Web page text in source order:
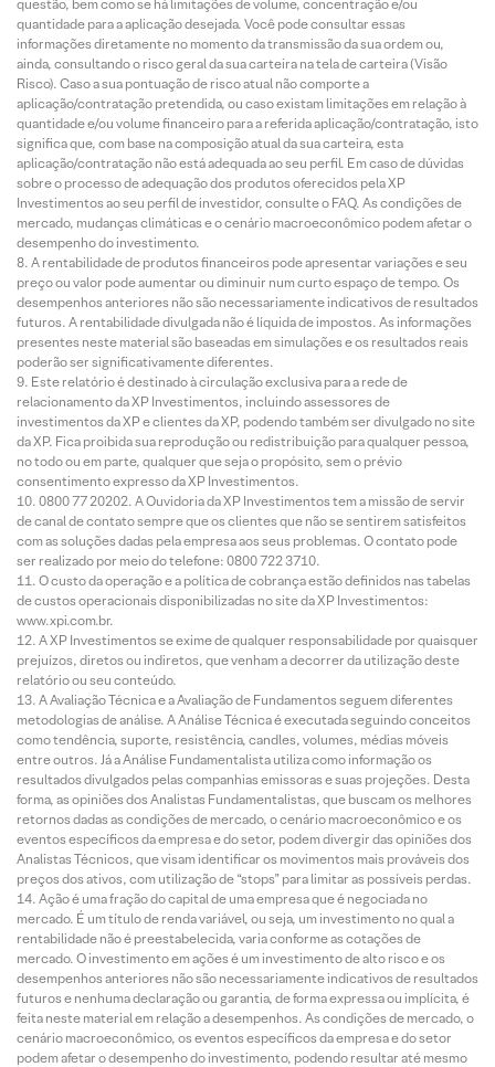
questão, bem como se há limitações de volume, concentração e/ou
quantidade para a aplicação desejada. Você pode consultar essas
informações diretamente no momento da transmissão da sua ordem ou,
ainda, consultando o risco geral da sua carteira na tela de carteira (Visão
Risco). Caso a sua pontuação de risco atual não comporte a
aplicação/contratação pretendida, ou caso existam limitações em relação à
quantidade e/ou volume financeiro para a referida aplicação/contratação, isto
significa que, com base na composição atual da sua carteira, esta
aplicação/contratação não está adequada ao seu perfil. Em caso de dúvidas
sobre o processo de adequação dos produtos oferecidos pela XP
Investimentos ao seu perfil de investidor, consulte o FAQ. As condições de
mercado, mudanças climáticas e o cenário macroeconômico podem afetar o
desempenho do investimento.
A rentabilidade de produtos financeiros pode apresentar variações e seu
preço ou valor pode aumentar ou diminuir num curto espaço de tempo. Os
desempenhos anteriores não são necessariamente indicativos de resultados
futuros. A rentabilidade divulgada não é líquida de impostos. As informações
presentes neste material são baseadas em simulações e os resultados reais
poderão ser significativamente diferentes.
Este relatório é destinado à circulação exclusiva para a rede de
relacionamento da XP Investimentos, incluindo assessores de
investimentos da XP e clientes da XP, podendo também ser divulgado no site
da XP. Fica proibida sua reprodução ou redistribuição para qualquer pessoa,
no todo ou em parte, qualquer que seja o propósito, sem o prévio
consentimento expresso da XP Investimentos.
0800 77 20202. A Ouvidoria da XP Investimentos tem a missão de servir
de canal de contato sempre que os clientes que não se sentirem satisfeitos
com as soluções dadas pela empresa aos seus problemas. O contato pode
ser realizado por meio do telefone: 0800 722 3710.
O custo da operação e a política de cobrança estão definidos nas tabelas
de custos operacionais disponibilizadas no site da XP Investimentos:
www.xpi.com.br.
A XP Investimentos se exime de qualquer responsabilidade por quaisquer
prejuízos, diretos ou indiretos, que venham a decorrer da utilização deste
relatório ou seu conteúdo.
A Avaliação Técnica e a Avaliação de Fundamentos seguem diferentes
metodologias de análise. A Análise Técnica é executada seguindo conceitos
como tendência, suporte, resistência, candles, volumes, médias móveis
entre outros. Já a Análise Fundamentalista utiliza como informação os
resultados divulgados pelas companhias emissoras e suas projeções. Desta
forma, as opiniões dos Analistas Fundamentalistas, que buscam os melhores
retornos dadas as condições de mercado, o cenário macroeconômico e os
eventos específicos da empresa e do setor, podem divergir das opiniões dos
Analistas Técnicos, que visam identificar os movimentos mais prováveis dos
preços dos ativos, com utilização de “stops” para limitar as possíveis perdas.
Ação é uma fração do capital de uma empresa que é negociada no
mercado. É um título de renda variável, ou seja, um investimento no qual a
rentabilidade não é preestabelecida, varia conforme as cotações de
mercado. O investimento em ações é um investimento de alto risco e os
desempenhos anteriores não são necessariamente indicativos de resultados
futuros e nenhuma declaração ou garantia, de forma expressa ou implícita, é
feita neste material em relação a desempenhos. As condições de mercado, o
cenário macroeconômico, os eventos específicos da empresa e do setor
podem afetar o desempenho do investimento, podendo resultar até mesmo